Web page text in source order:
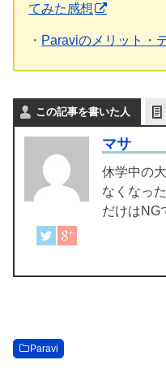
てみた感想
・ Paraviのメリット・
この記事を書いた人
マサ
休学中の
なくなっ
だけはNG
Paravi